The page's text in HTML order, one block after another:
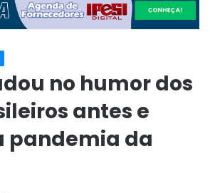
no humor dos
antes e
pandemia da